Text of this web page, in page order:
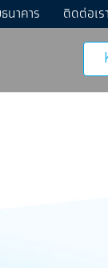
นาคาร ติดต่อเรา